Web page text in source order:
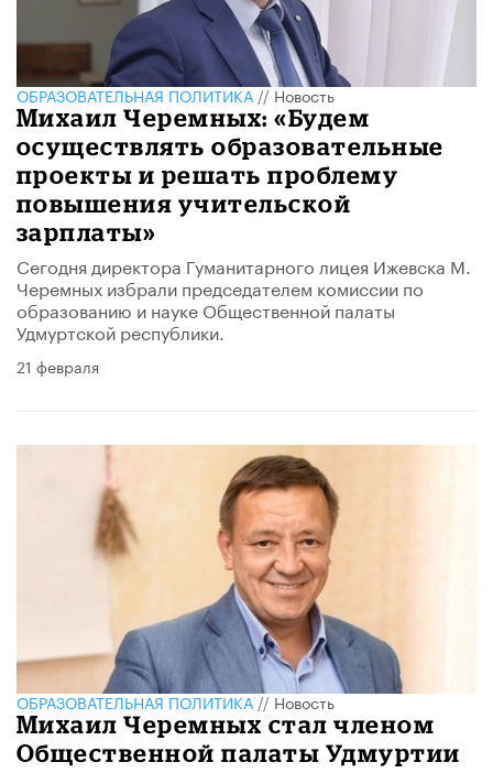
ОБРАЗОВАТЕЛЬНАЯ ПОЛИТИКА//Новость
Михаил Черемных: «Будем
осуществлять образовательные
проекты и решать проблему
повышения учительской
зарплаты»
Сегодня директора Гуманитарного лицея Ижевска М.
Черемных избрали председателем комиссии по
образованию и науке Общественной палаты
Удмуртской республики.
21 февраля
ОБРАЗОВАТЕЛЬНАЯ ПОЛИТИКА//Новость
Михаил Черемных стал членом
Общественной палаты Удмуртии